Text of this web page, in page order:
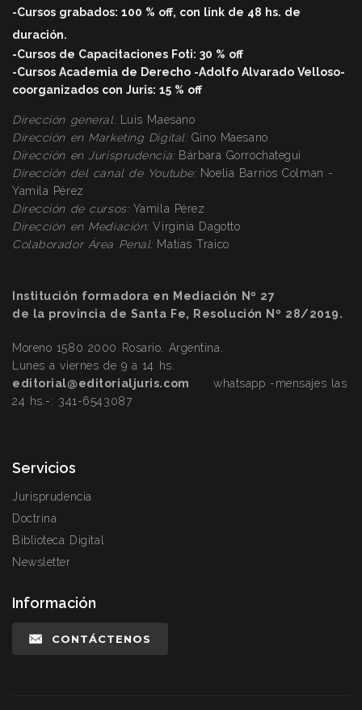
-Cursos grabados: 100 % off, con link de 48 hs. de
duración.
-Cursos de Capacitaciones Foti: 30 % off
-Cursos Academia de Derecho -Adolfo Alvarado Velloso-
coorganizados con Juris: 15 % off
Dirección general:Luis Maesano
Dirección en Marketing Digital:Gino Maesano
Dirección en Jurisprudencia:Bárbara Gorrochategui
Dirección del canal de Youtube: Noelia Barrios Colman -
Yamila Pérez
Dirección de cursos: Yamila Pérez
Dirección en Mediación:Virginia Dagotto
Colaborador Área Penal:Matías Traico
Institución formadora en Mediación Nº 27
de la provincia de Santa Fe, Resolución Nº 28/2019.
Moreno 1580 2000 Rosario. Argentina.
Lunes a viernes de 9 a 14 hs.
editorial@editorialjuris.com
whatsapp -mensajes las
24 hs.-: 341-6543087
Servicios
Jurisprudencia
Doctrina
Biblioteca Digital
Newsletter
Información
CONTÁCTENOS